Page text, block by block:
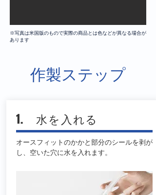
※写真は米国版のもので実際の商品とは色などが異なる場合が
あります
作製ステップ
1. 水を入れる
オースフィットのかかと部分のシールを剥が
し、空いた穴に水を入れます。